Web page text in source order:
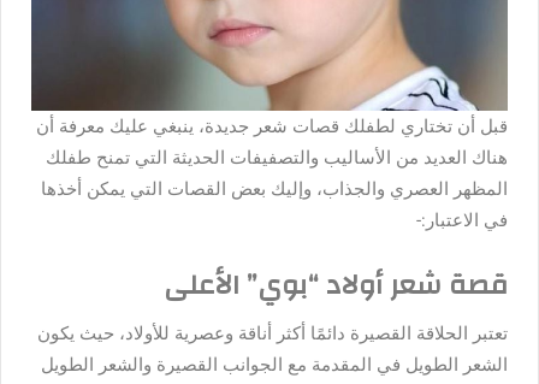
قبل أن تختاري لطفلك قصات شعر جديدة، ينبغي عليك معرفة أن
هناك العديد من الأساليب والتصفيفات الحديثة التي تمنح طفلك
المظهر العصري والجذاب، وإليك بعض القصات التي يمكن أخذها
في الاعتبار:-
قصة شعر أولاد “بوي” الأعلى
تعتبر الحلاقة القصيرة دائمًا أكثر أناقة وعصرية للأولاد، حيث يكون
الشعر الطويل في المقدمة مع الجوانب القصيرة والشعر الطويل